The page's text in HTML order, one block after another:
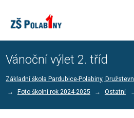
Vánoční výlet 2. tříd
Základní škola Pardubice-Polabiny,
Foto školní rok 2024-2025
Ostatní